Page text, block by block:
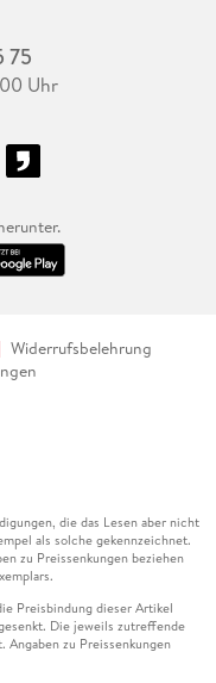
75
Uhr
Widerrufsbelehrung
die das Lesen aber nicht
als solche gekennzeichnet.
zu Preissenkungen beziehen
Preisbindung dieser Artikel
Die jeweils zutreffende
zu Preissenkungen